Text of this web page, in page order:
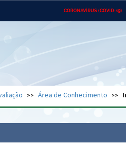
CORONAVÍRUS (COVID-19)
Ministério do Desenvolvimento
Regional
Advocacia-Geral da União
Área de Conhecimento